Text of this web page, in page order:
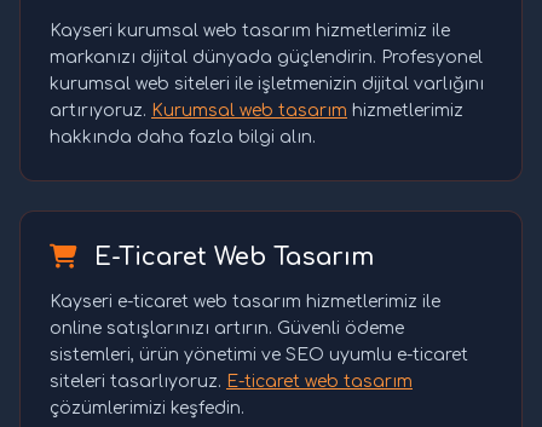
Kayseri kurumsal web tasarım hizmetlerimiz ile
markanızı dijital dünyada güçlendirin. Profesyonel
kurumsal web siteleri ile işletmenizin dijital varlığını
artırıyoruz. Kurumsal web tasarım hizmetlerimiz
hakkında daha fazla bilgi alın.
E-Ticaret Web Tasarım
Kayseri e-ticaret web tasarım hizmetlerimiz ile
online satışlarınızı artırın. Güvenli ödeme
sistemleri, ürün yönetimi ve SEO uyumlu e-ticaret
siteleri tasarlıyoruz. E-ticaret web tasarım
çözümlerimizi keşfedin.